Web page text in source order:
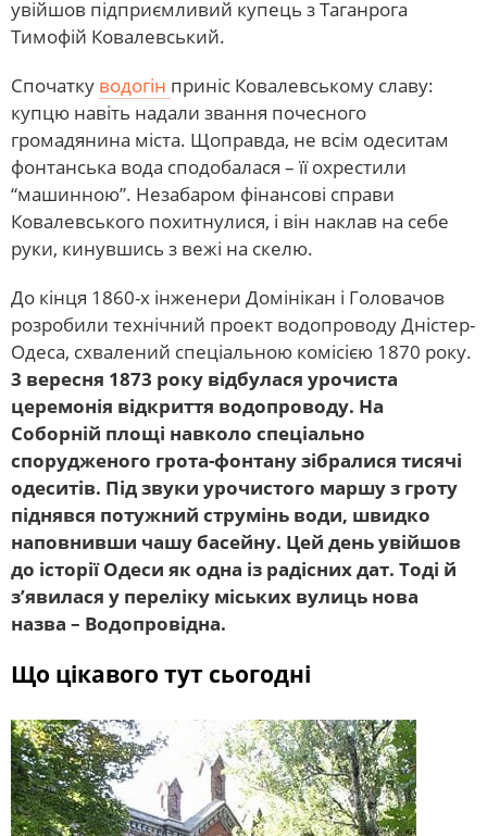
увійшов підприємливий купець з Таганрога
Тимофій Ковалевський.
Спочатку водогін приніс Ковалевському славу:
купцю навіть надали звання почесного
громадянина міста. Щоправда, не всім одеситам
фонтанська вода сподобалася – її охрестили
“машинною”. Незабаром фінансові справи
Ковалевського похитнулися, і він наклав на себе
руки, кинувшись з вежі на скелю.
До кінця 1860-х інженери Домінікан і Головачов
розробили технічний проект водопроводу Дністер-
Одеса, схвалений спеціальною комісією 1870 року.
3 вересня 1873 року відбулася урочиста
церемонія відкриття водопроводу. На
Соборній площі навколо спеціально
спорудженого грота-фонтану зібралися тисячі
одеситів. Під звуки урочистого маршу з гроту
піднявся потужний струмінь води, швидко
наповнивши чашу басейну. Цей день увійшов
до історії Одеси як одна із радісних дат. Тоді й
з’явилася у переліку міських вулиць нова
назва – Водопровідна.
Що цікавого тут сьогодні